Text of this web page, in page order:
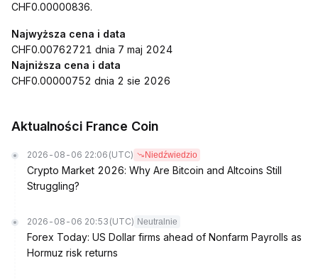
CHF0.00000836.
Najwyższa cena i data
CHF0.00762721 dnia 7 maj 2024
Najniższa cena i data
CHF0.00000752 dnia 2 sie 2026
Aktualności France Coin
2026-08-06 22:06 (UTC) Niedźwiedzio
Crypto Market 2026: Why Are Bitcoin and Altcoins Still
Struggling?
2026-08-06 20:53 (UTC) Neutralnie
Forex Today: US Dollar firms ahead of Nonfarm Payrolls as
Hormuz risk returns